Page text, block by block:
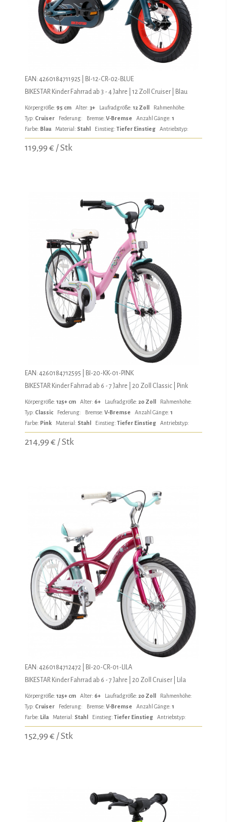
EAN: 4260184711925 | BI-12-CR-02-BLUE
BIKESTAR Kinder Fahrrad ab 3 - 4 Jahre | 12 Zoll Cruiser | Blau
Körpergröße: 95 cm Alter: 3+ Laufradgröße: 12 Zoll
Rahmenhöhe:
Typ: Cruiser Federung: Bremse: V-Bremse Anzahl Gänge: 1
Farbe: Blau Material: Stahl Einstieg: Tiefer Einstieg Antriebstyp:
119,99 € / Stk
EAN: 4260184712595 | BI-20-KK-01-PINK
BIKESTAR Kinder Fahrrad ab 6 - 7 Jahre | 20 Zoll Classic | Pink
Körpergröße: 125+ cm Alter: 6+ Laufradgröße: 20 Zoll
Rahmenhöhe:
Typ: Classic Federung: Bremse: V-Bremse Anzahl Gänge: 1
Farbe: Pink Material: Stahl Einstieg: Tiefer Einstieg Antriebstyp:
214,99 € / Stk
EAN: 4260184712472 | BI-20-CR-01-LILA
BIKESTAR Kinder Fahrrad ab 6 - 7 Jahre | 20 Zoll Cruiser | Lila
Körpergröße: 125+ cm Alter: 6+ Laufradgröße: 20 Zoll
Rahmenhöhe:
Typ: Cruiser Federung: Bremse: V-Bremse Anzahl Gänge: 1
Farbe: Lila Material: Stahl Einstieg: Tiefer Einstieg Antriebstyp:
152,99 € / Stk